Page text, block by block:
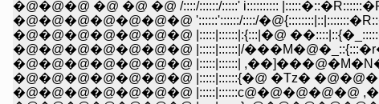
�@�@�@ �@ �@ �@ /::::/::::::/:::::' i::::::::::
�@�@�@�@�@�@�@ '::::::'::::::/::::/
�@�@�@�@�@�@�@ |:::::|::::::|:{:::|�@
�@�@�@�@�@�@�@ |:::::|::::::|/
�@�@�@�@�@�@�@ |:::::|::::::|
�@�@�@�@�@�@�@ |:::::|::::::с@�@�@�@�@